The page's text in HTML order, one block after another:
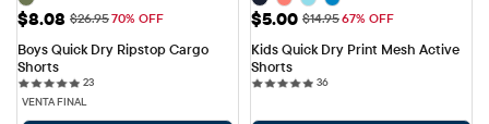
Precio de venta: $8.08
$8.08 Precio original: $26.95
$26.9570% OFF
Boys Quick Dry Ripstop Cargo
Shorts
2323 reviews
VENTA FINAL
Precio de venta: $5.00
$5.00 Precio original: $14.95
$14.9567% OFF
Kids Quick Dry Print Mesh Active
Shorts
3636 reviews